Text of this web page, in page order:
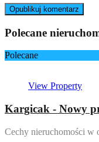
Polecane
Polecane
View Property
Kargicak - Nowy
Cechy nieruchomości w